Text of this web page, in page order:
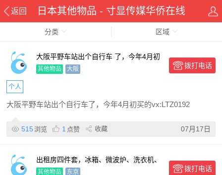
返回 日本其他物品 - 寸显传媒华侨在线
分类 区域
大阪平野车站出个自行车 了，今年4月初
买的
其他物品 大阪 拨打电话
个人
大阪平野车站出个自行车了，今年4月初买的vx:LTZ0192
515 浏览 1 点赞 收藏 07月17日
出租房四件套，冰箱、微波炉、洗衣机、
都市ガス燃气灶。16000日元，需自取。
其他物品 东京 拨打电话